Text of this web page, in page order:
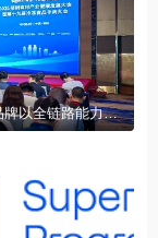
从功能供给到风味赋能 联合利华饮食策划家乐品牌以全链路能力赋能行业发展